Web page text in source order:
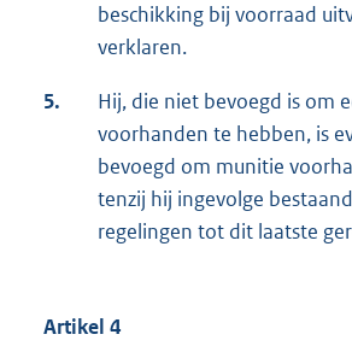
beschikking bij voorraad
verklaren.
5.
Hij, die niet bevoegd is om
voorhanden te hebben, is
bevoegd om munitie
tenzij hij ingevolge
regelingen tot dit laatste
Artikel 4